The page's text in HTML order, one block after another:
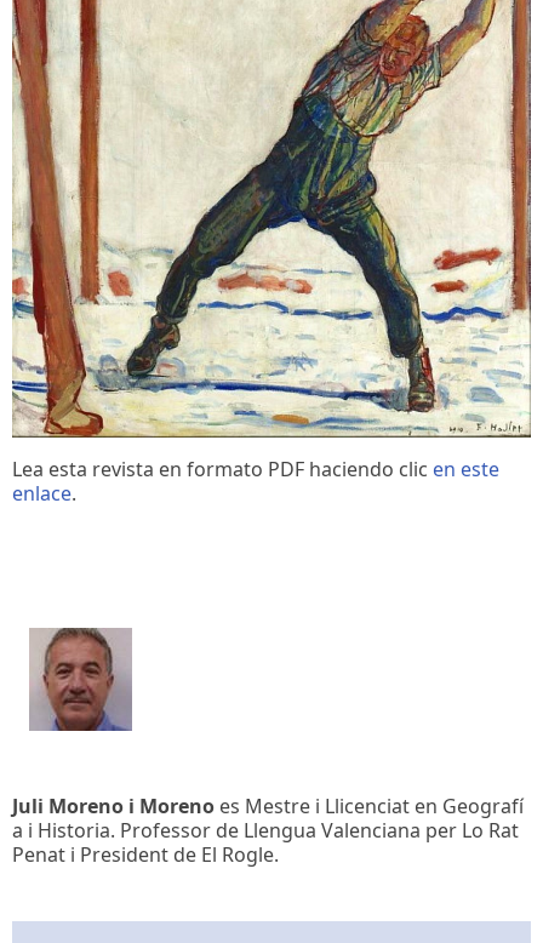
Lea esta revista en formato PDF haciendo clic en este
enlace.
Juli Moreno i Moreno es Mestre i Llicenciat en Geografí
a i Historia. Professor de Llengua Valenciana per Lo Rat
Penat i President de El Rogle.